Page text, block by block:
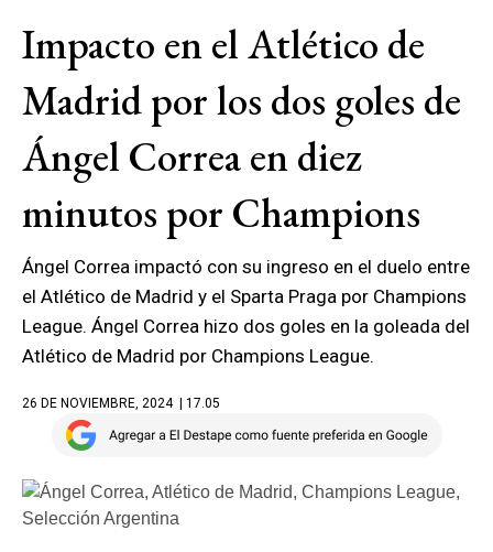
Impacto en el Atlético de
Madrid por los dos goles de
Ángel Correa en diez
minutos por Champions
Ángel Correa impactó con su ingreso en el duelo entre
el Atlético de Madrid y el Sparta Praga por Champions
League. Ángel Correa hizo dos goles en la goleada del
Atlético de Madrid por Champions League.
26 DE NOVIEMBRE, 2024 | 17.05